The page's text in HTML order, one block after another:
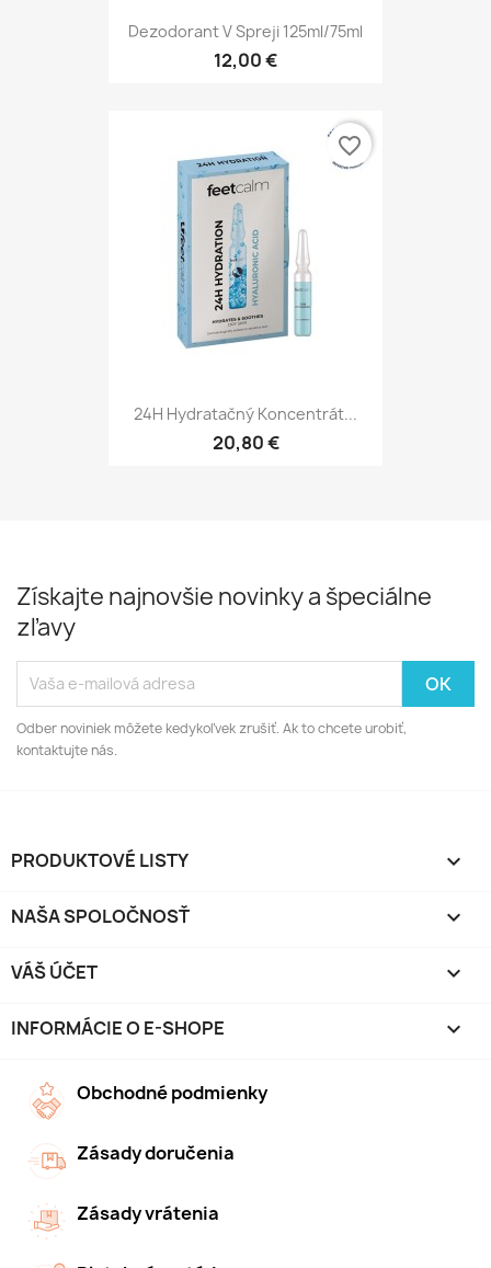
Dezodorant V Spreji 125ml/75ml
12,00 €
24H Hydratačný Koncentrát...
20,80 €
favorite_border
Získajte najnovšie novinky a špeciálne
zľavy
Odber noviniek môžete kedykoľvek zrušiť. Ak to chcete urobiť,
kontaktujte nás.
PRODUKTOVÉ LISTY 
NAŠA SPOLOČNOSŤ 
VÁŠ ÚČET 
INFORMÁCIE O E-SHOPE keyboard_arrow_down
Obchodné podmienky
Zásady doručenia
Zásady vrátenia